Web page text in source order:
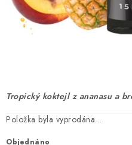
GRIPY & MODY
PŘÍSLUŠENSTVÍ
Tropický koktejl z ananasu a
Položka byla vyprodána…
Objednáno